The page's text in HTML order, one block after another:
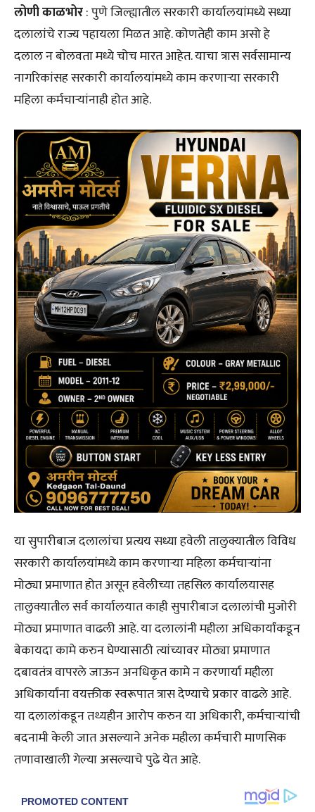
लोणी काळभोर: पुणे जिल्ह्यातील सरकारी कार्यालयांमध्ये सध्या
दलालांचे राज्य पहायला मिळत आहे. कोणतेही काम असो हे
दलाल न बोलवता मध्ये चोच मारत आहेत. याचा त्रास सर्वसामान्य
नागरिकांसह सरकारी कार्यालयांमध्ये काम करणाऱ्या सरकारी
महिला कर्मचाऱ्यांनाही होत आहे.
या सुपारीबाज दलालांचा प्रत्यय सध्या हवेली तालुक्यातील विविध
सरकारी कार्यालयांमध्ये काम करणाऱ्या महिला कर्मचाऱ्यांना
मोठ्या प्रमाणात होत असून हवेलीच्या तहसिल कार्यालयासह
तालुक्यातील सर्व कार्यालयात काही सुपारीबाज दलालांची मुजोरी
मोठ्या प्रमाणात वाढली आहे. या दलालांनी महीला अधिकार्यांकडून
बेकायदा कामे करुन घेण्यासाठी त्यांच्यावर मोठ्या प्रमाणात
दबावतंत्र वापरले जाऊन अनधिकृत कामे न करणार्या महीला
अधिकार्यांना वयक्तीक स्वरूपात त्रास देण्याचे प्रकार वाढले आहे.
या दलालांकडून तथ्यहीन आरोप करुन या अधिकारी, कर्मचाऱ्यांची
बदनामी केली जात असल्याने अनेक महीला कर्मचारी माणसिक
तणावाखाली गेल्या असल्याचे पुढे येत आहे.